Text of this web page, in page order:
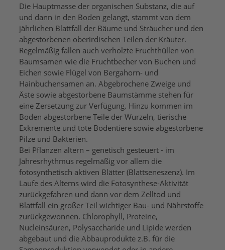
Die Hauptmasse der organischen Substanz, die auf
und dann in den Boden gelangt, stammt von dem
jährlichen Blattfall der Bäume und Sträucher und den
abgestorbenen oberirdischen Teilen der Kräuter.
Regelmäßig fallen auch verholzte Fruchthüllen von
Baumsamen wie die Fruchtbecher von Buchen und
Eichen sowie Flügel von Bergahorn- und
Hainbuchensamen an. Abgebrochene Zweige und
Äste sowie abgestorbene Baumstämme stehen für
eine Zersetzung zur Verfügung. Hinzu kommen im
Boden abgestorbene Teile der Wurzeln, tierische
Exkremente und tote Bodentiere sowie abgestorbene
Pilze und Bakterien.
Bei Pflanzen altern – genetisch gesteuert - im
Jahresrhythmus regelmäßig vor allem die
fotosynthetisch aktiven Blätter (Blattseneszenz). Im
Laufe des Alterns wird die Fotosynthese-Aktivität
zurückgefahren und dann vor dem Zelltod und
Blattfall ein großer Teil wichtiger Bau- und Nährstoffe
zurückgewonnen. Chlorophyll, Proteine,
Nucleinsäuren, Polysaccharide und Lipide werden
abgebaut und die Abbauprodukte z.B. für die